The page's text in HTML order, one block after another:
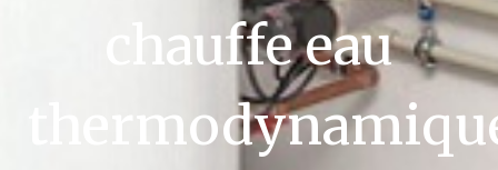
chauffe eau